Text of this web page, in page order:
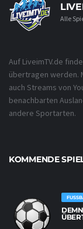
Alle
Auf LiveimTV.de
übertragen werden.
auch Streams von
benachbarten
andere Sportarten.
KOMMENDE